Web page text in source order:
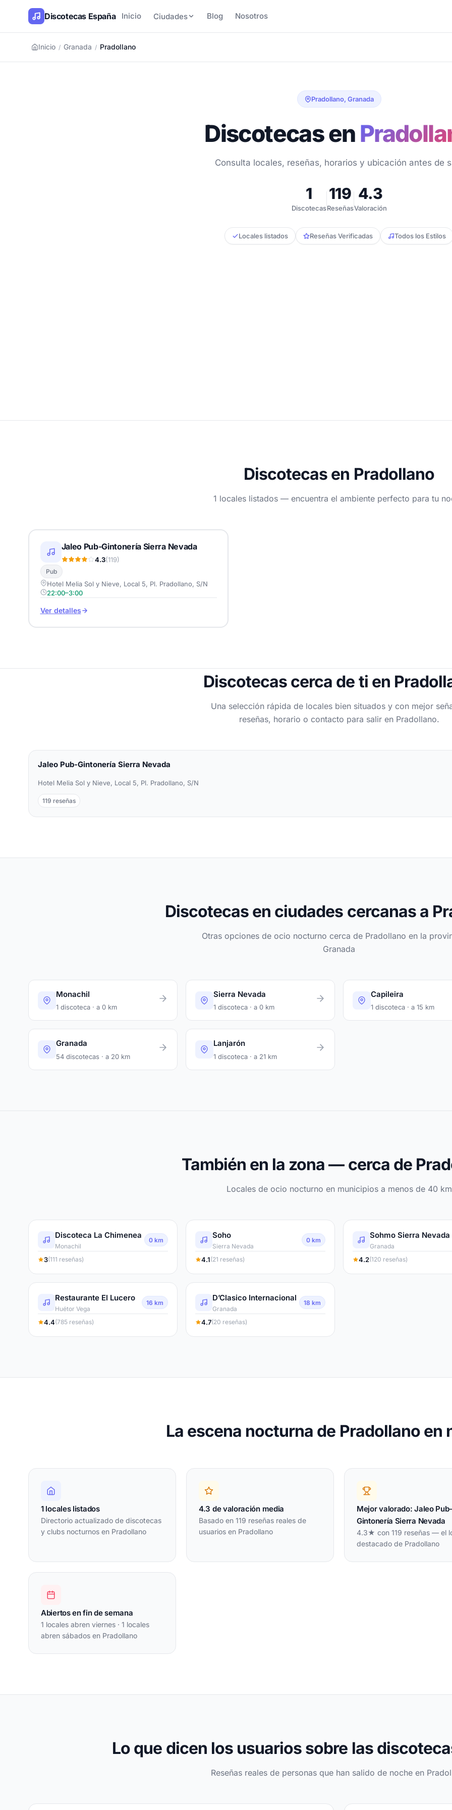
Discotecas España Inicio Ciudades Blog Nosotros
Inicio / Granada / Pradollano
Pradollano, Granada
Discotecas en
Consulta locales, reseñas, horarios y ubicación antes de
1
Discotecas
119
Reseñas
4.3
Valoración
Locales listados Reseñas Verificadas Todos los Estilos
Discotecas en Pradollano
1 locales listados — encuentra el ambiente perfecto para tu
Jaleo Pub-Gintonería Sierra Nevada
4.3(119)
Pub
Hotel Melia Sol y Nieve, Local 5, Pl. Pradollano, S/N
22:00–3:00
Ver detalles
Discotecas cerca de ti en
Una selección rápida de locales bien situados y con mejor
reseñas, horario o contacto para salir en Pradollano.
Jaleo Pub-Gintonería Sierra Nevada
Hotel Melia Sol y Nieve, Local 5, Pl. Pradollano, S/N
119 reseñas
Discotecas en ciudades cercanas a
Otras opciones de ocio nocturno cerca de Pradollano en la
Granada
Monachil
1 discoteca · a 0 km
Sierra Nevada
1 discoteca · a 0 km
Capileira
1 discoteca · a 15 km
Granada
54 discotecas · a 20 km
Lanjarón
1 discoteca · a 21 km
También en la zona — cerca de
Locales de ocio nocturno en municipios a menos de 40 km
Discoteca La Chimenea
Monachil
0 km
3(111 reseñas)
Soho
Sierra Nevada
0 km
4.1(21 reseñas)
Sohmo Sierra Nevada
Granada
4.2(120 reseñas)
Restaurante El Lucero
Huétor Vega
16 km
4.4(785 reseñas)
D’Clasico Internacional
Granada
18 km
4.7(20 reseñas)
La escena nocturna de Pradollano en
1 locales listados
Directorio actualizado de discotecas
y clubs nocturnos en Pradollano
4.3 de valoración media
Basado en 119 reseñas reales de
usuarios en Pradollano
Mejor valorado: Jaleo
Gintonería Sierra Nevada
4.3★ con 119 reseñas — el
destacado de Pradollano
Abiertos en fin de semana
1 locales abren viernes · 1 locales
abren sábados en Pradollano
Lo que dicen los usuarios sobre las
Reseñas reales de personas que han salido de noche en